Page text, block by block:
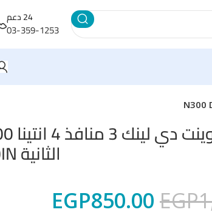
24 دعم
03-359-1253
الثانية N300 DIR-650IN
EGP
EGP850.00